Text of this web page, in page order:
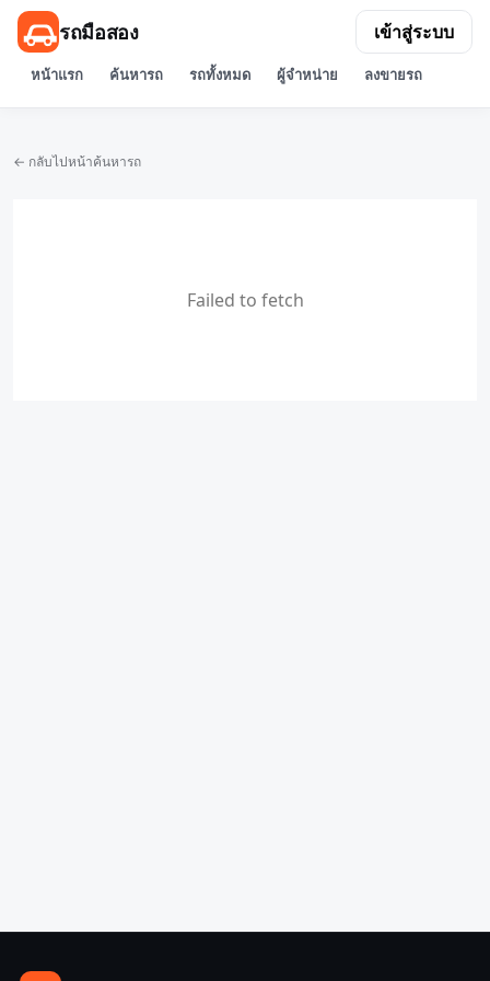
รถมือสอง
หน้าแรก ค้นหารถ รถทั้งหมด ผู้จำหน่าย ลงขายรถ
เข้าสู่ระบบ
← กลับไปหน้าค้นหารถ
Failed to fetch